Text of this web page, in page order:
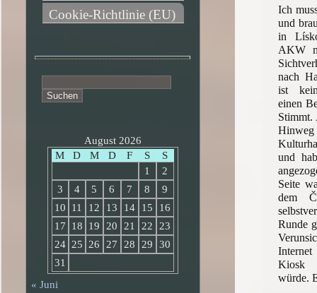
Ich
und
in
AKW
nach
ist
einen
Stimmt.
und
Seite
dem
Runde
Internet
Kiosk
würde.
Cookie-Richtlinie (EU)
nach:
August 2026
M
D M D F S
S
1
2
3
4 5 6 7 8
9
10
11 12 13 14 15
16
17
18 19 20 21 22
23
24 25 26 27 28 29
30
31
« Juni